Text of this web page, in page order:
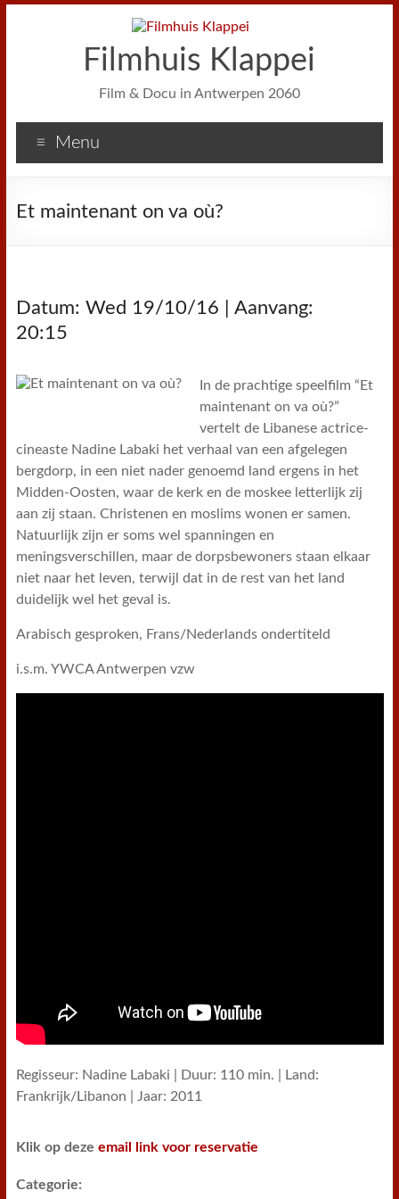
Filmhuis Klappei
Film & Docu in Antwerpen 2060
Menu
Et maintenant on va où?
Datum: Wed 19/10/16 | Aanvang:
20:15
In de prachtige speelfilm “Et
maintenant on va où?”
vertelt de Libanese actrice-
cineaste Nadine Labaki het verhaal van een afgelegen
bergdorp, in een niet nader genoemd land ergens in het
Midden-Oosten, waar de kerk en de moskee letterlijk zij
aan zij staan. Christenen en moslims wonen er samen.
Natuurlijk zijn er soms wel spanningen en
meningsverschillen, maar de dorpsbewoners staan elkaar
niet naar het leven, terwijl dat in de rest van het land
duidelijk wel het geval is.
Arabisch gesproken, Frans/Nederlands ondertiteld
i.s.m. YWCA Antwerpen vzw
Regisseur: Nadine Labaki | Duur: 110 min. | Land:
Frankrijk/Libanon | Jaar: 2011
Klik op deze email link voor reservatie
Categorie: